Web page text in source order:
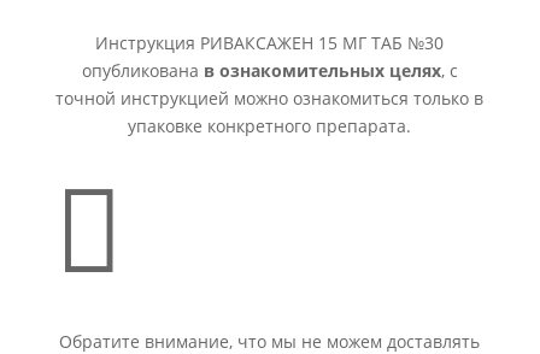
Инструкция РИВАКСАЖЕН 15 МГ ТАБ №30
опубликована в ознакомительных целях, с
точной инструкцией можно ознакомиться только в
упаковке конкретного препарата.

Обратите внимание, что мы не можем доставлять